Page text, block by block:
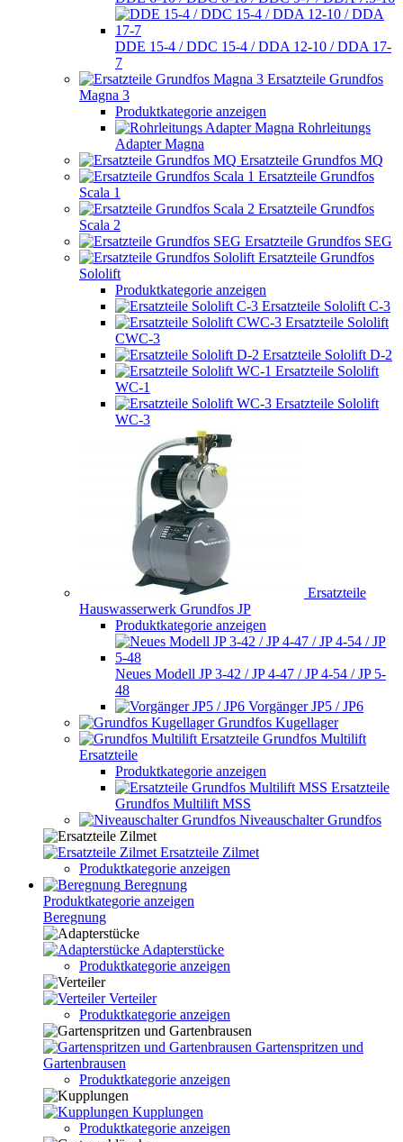
DDE 15-4 / DDC 15-4 / DDA 12-10 / DDA 17-
7
Ersatzteile Grundfos
Magna 3
Produktkategorie anzeigen
Rohrleitungs
Adapter Magna
Ersatzteile Grundfos MQ
Ersatzteile Grundfos
Scala 1
Ersatzteile Grundfos
Scala 2
Ersatzteile Grundfos SEG
Ersatzteile Grundfos
Sololift
Produktkategorie anzeigen
Ersatzteile Sololift C-3
Ersatzteile Sololift
CWC-3
Ersatzteile Sololift D-2
Ersatzteile Sololift
WC-1
Ersatzteile Sololift
WC-3
Ersatzteile
Hauswasserwerk Grundfos JP
Produktkategorie anzeigen
Neues Modell JP 3-42 / JP 4-47 / JP 4-54 / JP 5-
48
Vorgänger JP5 / JP6
Grundfos Kugellager
Grundfos Multilift
Ersatzteile
Produktkategorie anzeigen
Ersatzteile
Grundfos Multilift MSS
Niveauschalter Grundfos
Ersatzteile Zilmet
Produktkategorie anzeigen
Beregnung
Produktkategorie anzeigen
Beregnung
Adapterstücke
Produktkategorie anzeigen
Verteiler
Produktkategorie anzeigen
Gartenspritzen und
Gartenbrausen
Produktkategorie anzeigen
Kupplungen
Produktkategorie anzeigen